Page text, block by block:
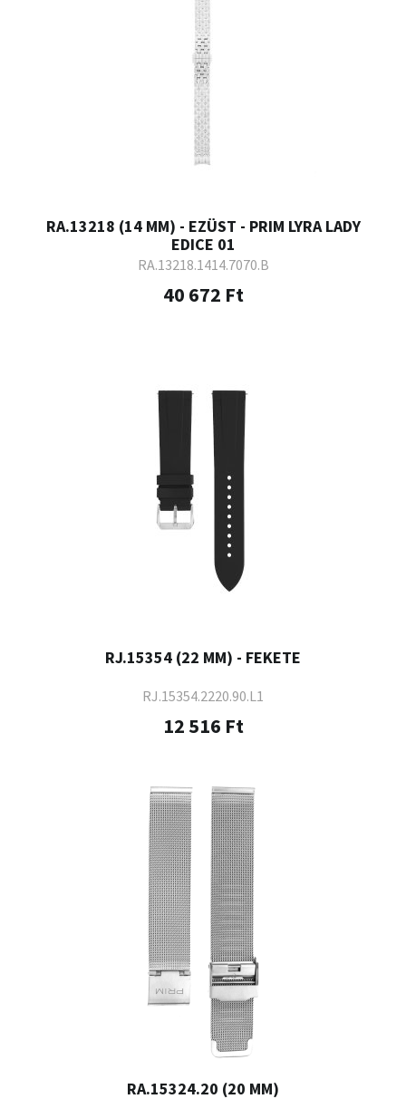
RA.13218 (14 MM) - EZÜST - PRIM LYRA LADY
EDICE 01
RA.13218.1414.7070.B
40 672 Ft
RJ.15354 (22 MM) - FEKETE
RJ.15354.2220.90.L1
12 516 Ft
RA.15324.20 (20 MM)